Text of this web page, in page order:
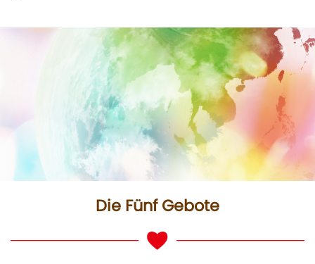
Die Fünf Gebote